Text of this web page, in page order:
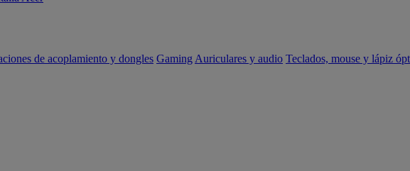
de acoplamiento y dongles Gaming Auriculares y audio Teclados, mouse y lápiz